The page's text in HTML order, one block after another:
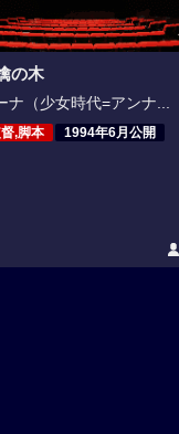
の木
ナ（少女時代=アンナ...
,脚本 1994年6月公開